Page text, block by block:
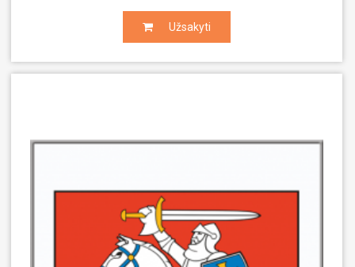
Užsakyti
Užsakyti